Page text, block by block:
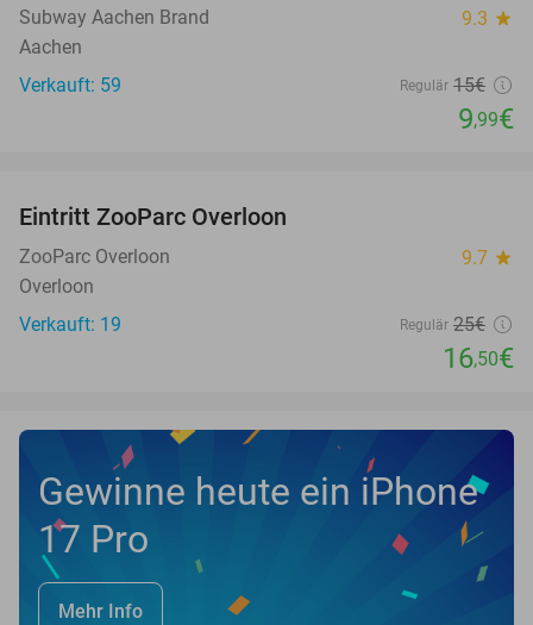
Subway Aachen Brand 9.3 star
Aachen
Verkauft: 59
Regulär 15€
9,99€
TODAY
Eintritt ZooParc Overloon
ZooParc Overloon 9.7 star
Overloon
Verkauft: 19
Regulär 25€
16,50€
Gewinne heute ein iPhone
17 Pro
Mehr Info